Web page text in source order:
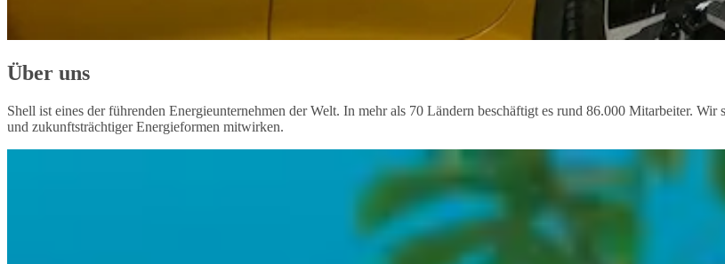
Über uns
Shell ist eines der führenden Energieunternehmen der Welt. In mehr als 70 Ländern beschäftigt es rund 86.000 Mitarbeiter.
und zukunftsträchtiger Energieformen mitwirken.